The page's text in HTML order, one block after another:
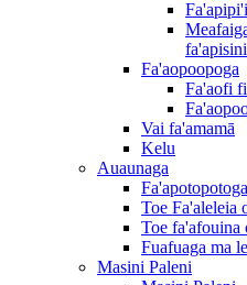
Fa'aopoopoga
Fa'aofi
Vai fa'amamā
Kelu
Auaunaga
Toe Fa'aleleia
Toe fa'afouina
Fuafuaga ma
Masini Paleni